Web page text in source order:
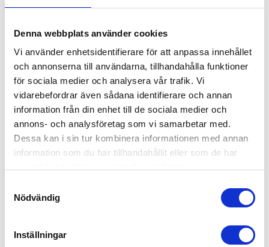
Denna webbplats använder cookies
Vi använder enhetsidentifierare för att anpassa innehållet
och annonserna till användarna, tillhandahålla funktioner
för sociala medier och analysera vår trafik. Vi
vidarebefordrar även sådana identifierare och annan
information från din enhet till de sociala medier och
annons- och analysföretag som vi samarbetar med.
Dessa kan i sin tur kombinera informationen med annan
information som du har tillhandahållit eller som de har
Nödvändig
Inställningar